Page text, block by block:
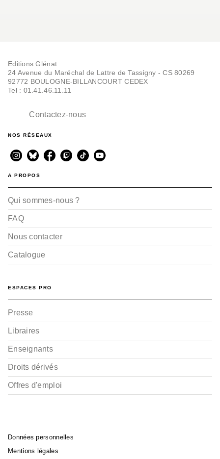
Editions Glénat
24 Avenue du Maréchal de Lattre de Tassigny - CS 80269
92772 BOULOGNE-BILLANCOURT CEDEX
Tel : 01.41.46.11.11
Contactez-nous
NOS RÉSEAUX
A PROPOS
Qui sommes-nous ?
FAQ
Nous contacter
Catalogue
ESPACES PRO
Presse
Libraires
Enseignants
Droits dérivés
Offres d'emploi
Données personnelles
Mentions légales